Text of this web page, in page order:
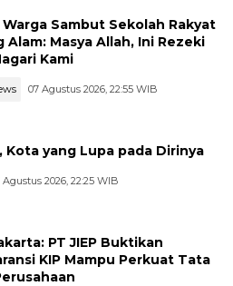
Warga Sambut Sekolah Rakyat
Alam: Masya Allah, Ini Rezeki
Kami
07 Agustus 2026, 22:55 WIB
Kota yang Lupa pada Dirinya
Agustus 2026, 22:25 WIB
PT JIEP Buktikan
KIP Mampu Perkuat Tata